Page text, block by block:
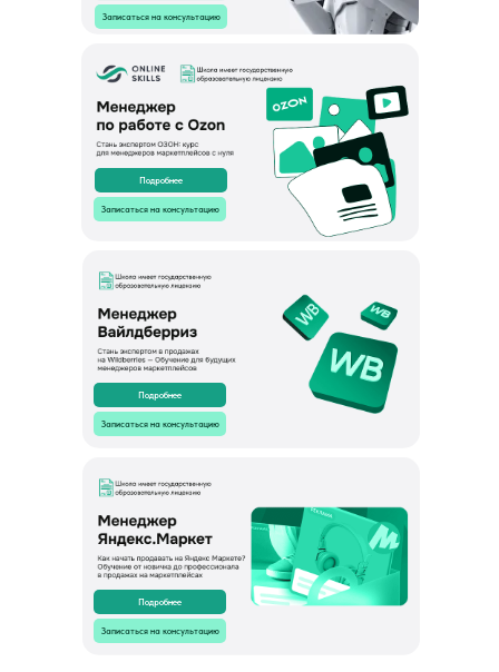
Подробнее
Записаться на консультацию
Записаться на консультацию
Подробнее
Подробнее
Записаться на консультацию
Записаться на консультацию